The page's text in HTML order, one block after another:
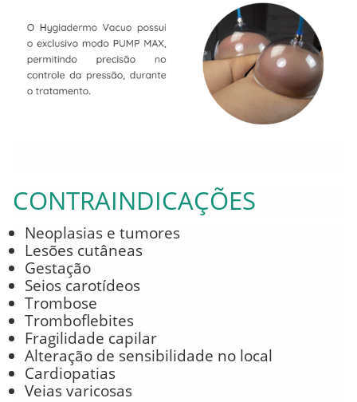
CONTRAINDICAÇÕES
Neoplasias e tumores
Lesões cutâneas
Gestação
Seios carotídeos
Trombose
Tromboflebites
Fragilidade capilar
Alteração de sensibilidade no local
Cardiopatias
Veias varicosas